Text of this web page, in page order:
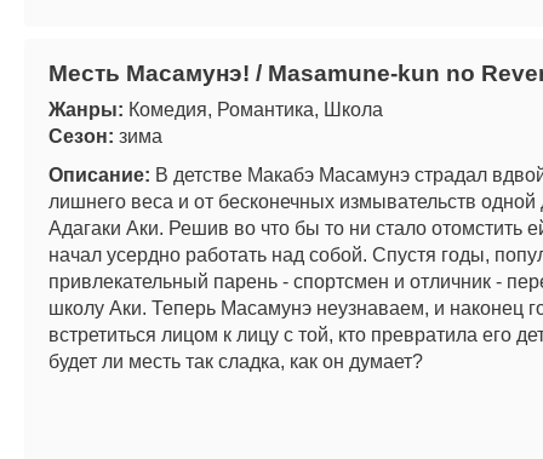
Месть Масамунэ! / Masamune-kun no
Жанры: Комедия, Романтика, Школа
Сезон: зима
Описание: В детстве Макабэ Масамунэ страдал
лишнего веса и от бесконечных измывательств одной
Адагаки Аки. Решив во что бы то ни стало отомстить
начал усердно работать над собой. Спустя годы,
привлекательный парень - спортсмен и отличник -
школу Аки. Теперь Масамунэ неузнаваем, и наконец
встретиться лицом к лицу с той, кто превратила его
будет ли месть так сладка, как он думает?